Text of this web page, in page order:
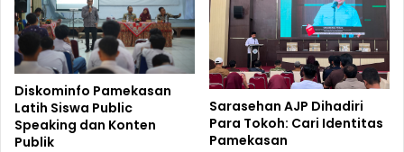
Diskominfo Pamekasan
Latih Siswa Public
Speaking dan Konten
Publik
Sarasehan AJP Dihadiri
Para Tokoh: Cari Identitas
Pamekasan